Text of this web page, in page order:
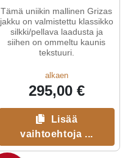
Tämä uniikin mallinen Grizas
jakku on valmistettu klassikko
silkki/pellava laadusta ja
siihen on ommeltu kaunis
tekstuuri.
alkaen
295,00 €
Lisää
vaihtoehtoja ...